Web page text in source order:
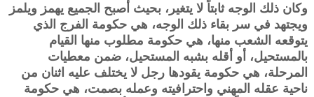
وكان ذلك الوجه ثابتاً لا يتغير، بحيث أصبح الجميع يهمز ويلمز
ويجتهد في سر بقاء ذلك الوجه، هي حكومة الفرج الذي
يتوقعه الشعب منها، هي حكومة مطلوب منها القيام
بالمستحيل، أو أقله بشبه المستحيل، ضمن معطيات
المرحلة، هي حكومة يقودها رجل لا يختلف عليه اثنان من
ناحية عقله المهني واحترافيته وعمله بصمت، هي حكومة